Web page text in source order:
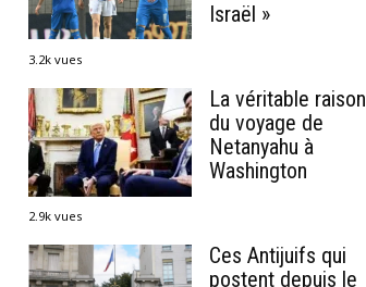
Israël »
3.2k vues
La véritable raison
du voyage de
Netanyahu à
Washington
2.9k vues
Ces Antijuifs qui
postent depuis le